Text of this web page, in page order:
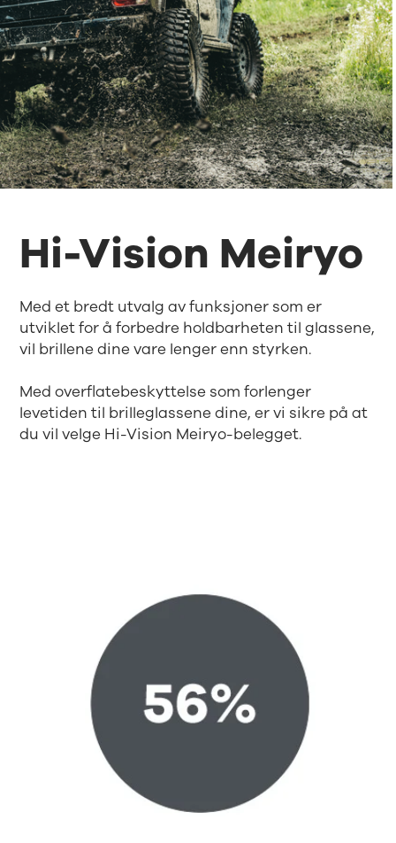
Hi-Vision Meiryo
Med et bredt utvalg av funksjoner som er
utviklet for å forbedre holdbarheten til glassene,
vil brillene dine vare lenger enn styrken.
Med overflatebeskyttelse som forlenger
levetiden til brilleglassene dine, er vi sikre på at
du vil velge Hi-Vision Meiryo-belegget.